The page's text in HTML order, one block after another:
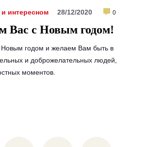
интересном 28/12/2020 0
Вас с Новым годом!
Новым годом и желаем Вам быть в
и доброжелательных людей,
моментов.